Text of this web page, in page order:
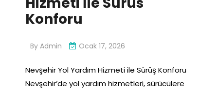
Konforu
By Admin Ocak 17, 2026
Nevşehir Yol Yardım Hizmeti ile Sürüş Konforu
Nevşehir’de yol yardım hizmetleri, sürücülere